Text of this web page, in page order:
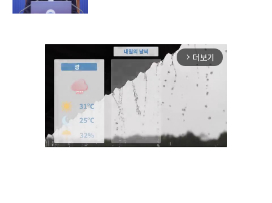
arrow_forward_ios 더보기